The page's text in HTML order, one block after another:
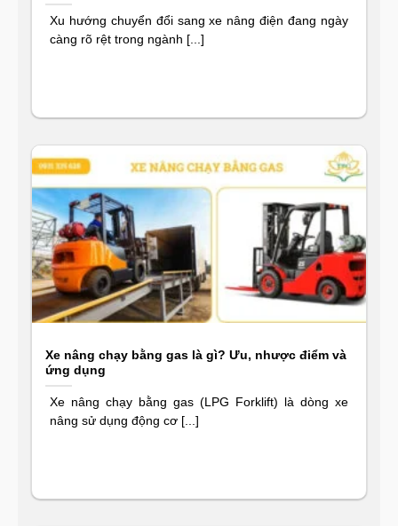
Xu hướng chuyển đổi sang xe nâng điện đang ngày
càng rõ rệt trong ngành [...]
Xe nâng chạy bằng gas là gì? Ưu, nhược điểm và
ứng dụng
Xe nâng chạy bằng gas (LPG Forklift) là dòng xe
nâng sử dụng động cơ [...]